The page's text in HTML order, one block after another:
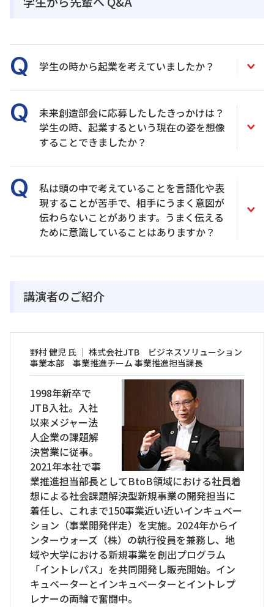
学生の時から起業を考えていましたか？
未来創造部会に応募したしたきっかけは？
学生の時、起業するという現在の姿を想像
することできましたか？
私は頭の中で考えていることを言語化や表
現することが苦手で、相手にうまく意図が
伝わらないことがあります。うまく伝える
ために意識していることはありますか？
講演者のご紹介
野村 健児 氏 ｜ 株式会社JTB ビジネスソリューション
事業本部 事業推進チーム 事業推進担当課長
1998年新卒で
JTB入社。入社
以来メジャー法
人企業の課題解
決営業に従事。
2021年本社で事
業推進担当部長としてBtoB領域における社員着
想による社会課題解決型新規事業の開発担当に
着任し、これまで150事業近い近いインキュベー
ション（事業開発伴走）を実施。2024年からイ
ンターウォーズ（株）の執行役員を兼務し、地
域や大学における新規事業を創出プログラム
「イントレパス」を共同開発し販売開始。イン
キュベーターとインキュベーターとイントレプ
レナーの両輪で奮闘中。